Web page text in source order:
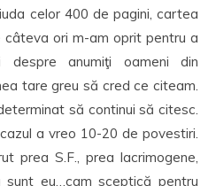
celor 400 de pagini, cartea
ori m-am oprit pentru a
anumiţi oameni din
tare greu să cred ce citeam.
să continui să citesc.
a vreo 10-20 de povestiri.
prea S.F., prea lacrimogene,
eu…cam sceptică pentru